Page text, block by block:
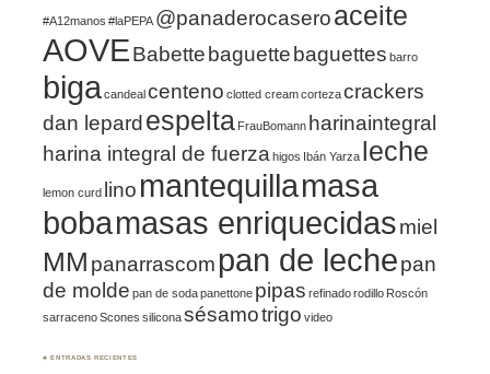
#A12manos #laPEPA @panaderocaseroaceite
AOVEBabette baguette baguettes barro
bigacandeal centeno clotted creamcortezacrackers
dan lepard espelta FrauBomann harinaintegral
harina integral de fuerza higos Ibán Yarza leche
lemon curd lino mantequillamasa
bobamasas enriquecidasmiel
MM panarrascom pan de lechepan
de molde pan de sodapanettone pipas refinadorodillo Roscón
sarracenoScones siliconasésamotrigo video
♣ ENTRADAS RECIENTES